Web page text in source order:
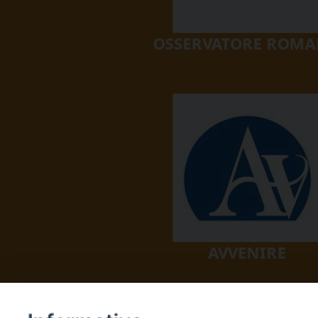
OSSERVATORE
AVVENIRE